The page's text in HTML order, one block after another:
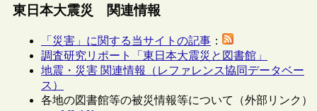
東日本大震災 関連情報
「災害」に関する当サイトの記事 ：
調査研究リポート「東日本大震災と図書館」
地震・災害 関連情報（レファレンス協同データベー
ス）
各地の図書館等の被災情報等について（外部リンク）